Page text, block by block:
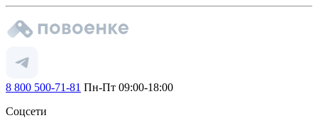
8 800 500-71-81 Пн-Пт 09:00-18:00
Соцсети